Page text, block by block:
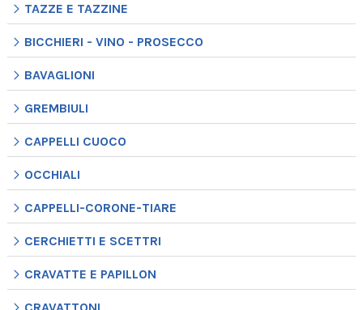
TAZZE E TAZZINE
BICCHIERI - VINO - PROSECCO
BAVAGLIONI
GREMBIULI
CAPPELLI CUOCO
OCCHIALI
CAPPELLI-CORONE-TIARE
CERCHIETTI E SCETTRI
CRAVATTE E PAPILLON